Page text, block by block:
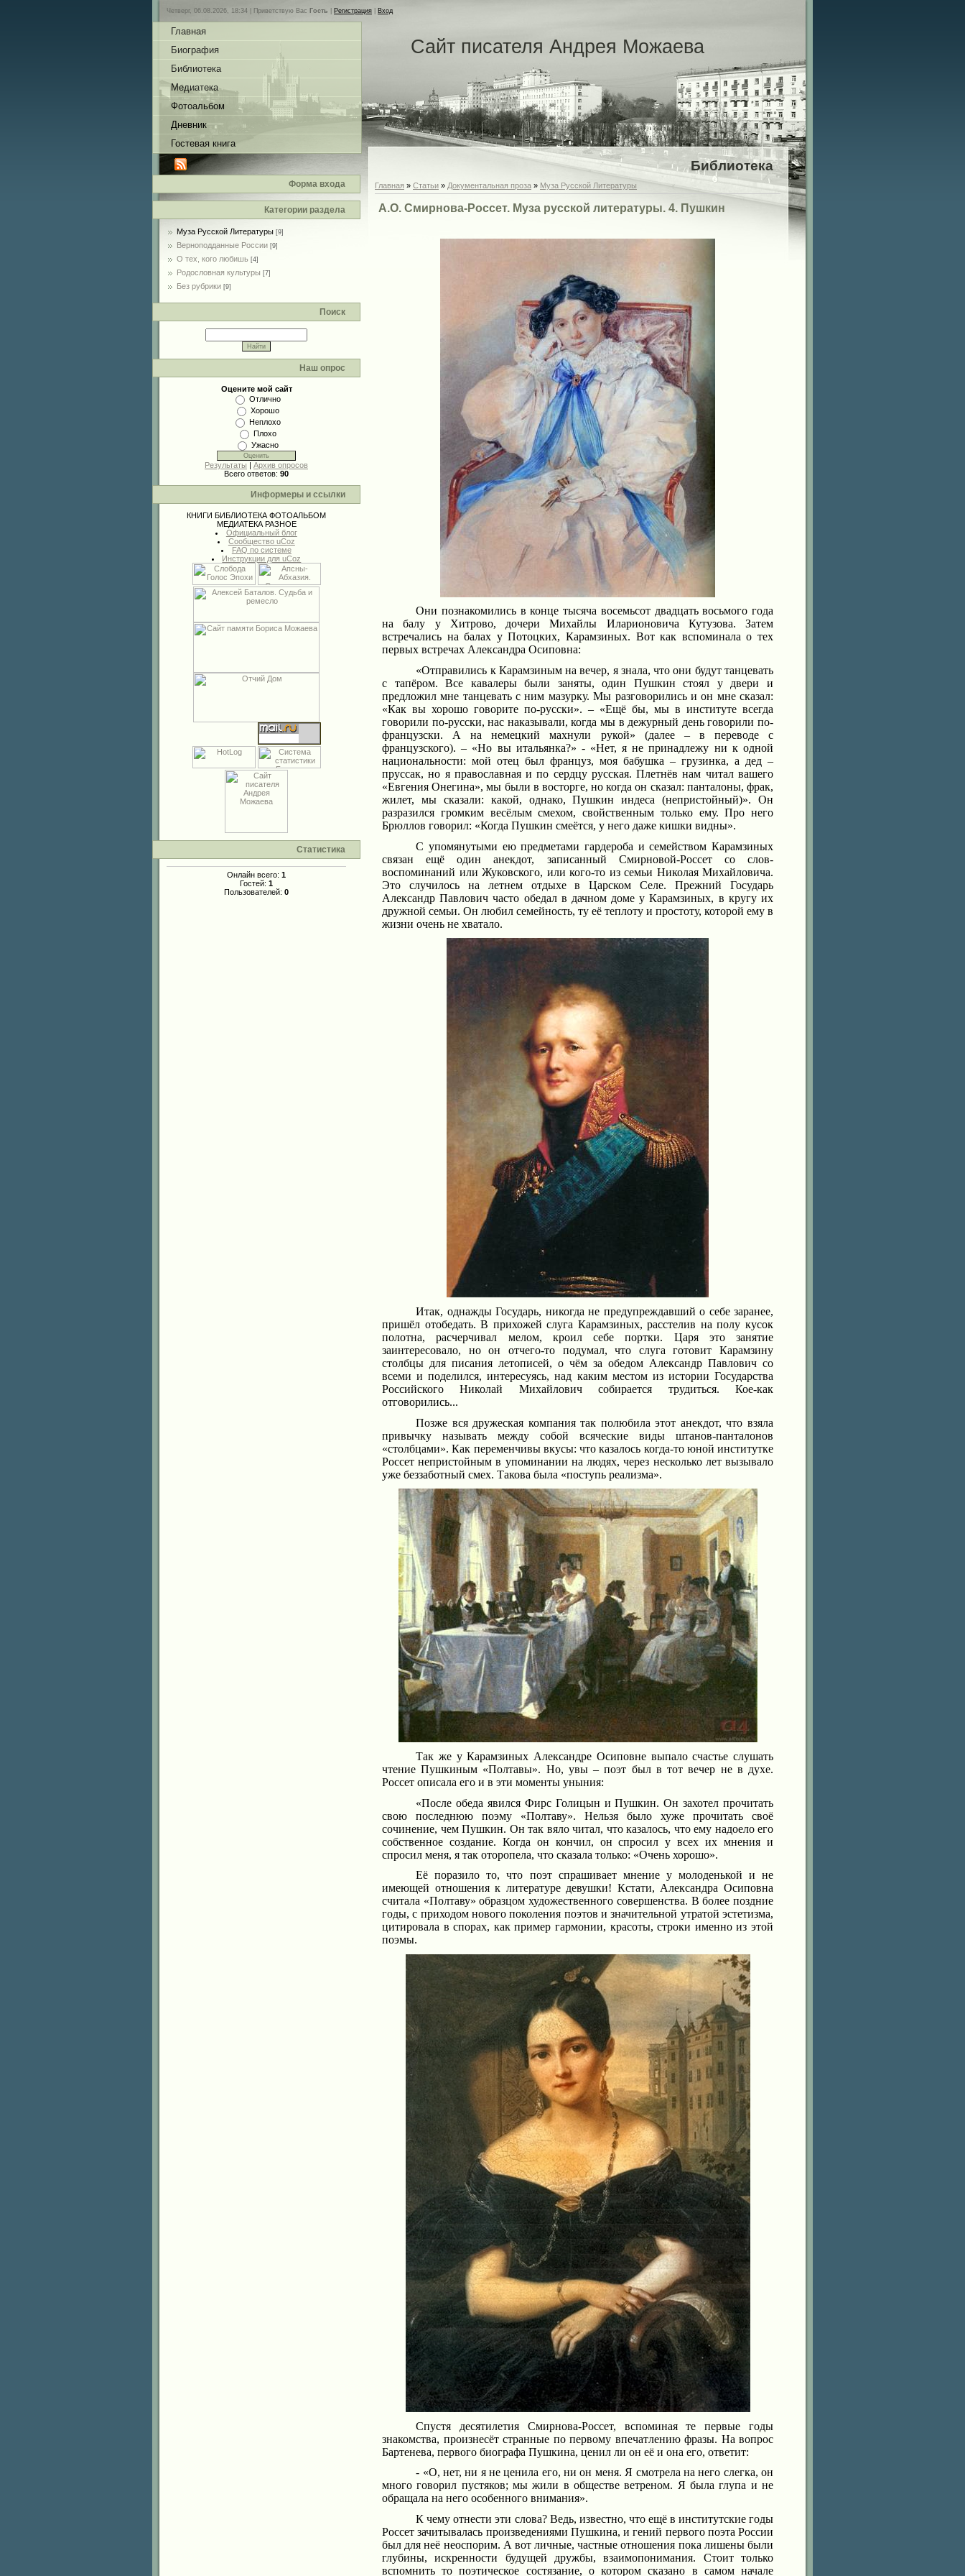
Четверг, 06.08.2026, 18:34 | Приветствую Вас Гость Регистрация Вход
Главная
Биография
Библиотека
Медиатека
Фотоальбом
Дневник
Гостевая книга
Форма входа
Категории раздела
Муза Русской Литературы [9]
Верноподданные России [9]
О тех, кого любишь [4]
Родословная культуры [7]
Без рубрики [9]
Поиск
Наш опрос
Оцените мой сайт
Отлично
Хорошо
Неплохо
Плохо
Ужасно
Результаты | Архив опросов
Всего ответов: 90
Информеры и ссылки
КНИГИ БИБЛИОТЕКА ФОТОАЛЬБОМ
МЕДИАТЕКА РАЗНОЕ
Официальный блог
Сообщество uCoz
FAQ по системе
Инструкции для uCoz
Статистика
Онлайн всего: 1
Гостей: 1
Пользователей: 0
Сайт писателя Андрея Можаева
Библиотека
Главная » Статьи » Документальная проза » Муза Русской Литературы
А.О. Смирнова-Россет. Муза русской литературы. 4. Пушкин
Они познакомились в конце тысяча восемьсот двадцать восьмого года
на балу у Хитрово, дочери Михайлы Иларионовича Кутузова. Затем
встречались на балах у Потоцких, Карамзиных. Вот как вспоминала о тех
первых встречах Александра Осиповна:
«Отправились к Карамзиным на вечер, я знала, что они будут танцевать
с тапёром. Все кавалеры были заняты, один Пушкин стоял у двери и
предложил мне танцевать с ним мазурку. Мы разговорились и он мне сказал:
«Как вы хорошо говорите по-русски». – «Ещё бы, мы в институте всегда
говорили по-русски, нас наказывали, когда мы в дежурный день говорили по-
французски. А на немецкий махнули рукой» (далее – в переводе с
французского). – «Но вы итальянка?» - «Нет, я не принадлежу ни к одной
национальности: мой отец был француз, моя бабушка – грузинка, а дед –
пруссак, но я православная и по сердцу русская. Плетнёв нам читал вашего
«Евгения Онегина», мы были в восторге, но когда он сказал: панталоны, фрак,
жилет, мы сказали: какой, однако, Пушкин индеса (непристойный)». Он
разразился громким весёлым смехом, свойственным только ему. Про него
Брюллов говорил: «Когда Пушкин смеётся, у него даже кишки видны».
С упомянутыми ею предметами гардероба и семейством Карамзиных
связан ещё один анекдот, записанный Смирновой-Россет со слов-
воспоминаний или Жуковского, или кого-то из семьи Николая Михайловича.
Это случилось на летнем отдыхе в Царском Селе. Прежний Государь
Александр Павлович часто обедал в дачном доме у Карамзиных, в кругу их
дружной семьи. Он любил семейность, ту её теплоту и простоту, которой ему в
жизни очень не хватало.
Итак, однажды Государь, никогда не предупреждавший о себе заранее,
пришёл отобедать. В прихожей слуга Карамзиных, расстелив на полу кусок
полотна, расчерчивал мелом, кроил себе портки. Царя это занятие
заинтересовало, но он отчего-то подумал, что слуга готовит Карамзину
столбцы для писания летописей, о чём за обедом Александр Павлович со
всеми и поделился, интересуясь, над каким местом из истории Государства
Российского Николай Михайлович собирается трудиться. Кое-как
отговорились...
Позже вся дружеская компания так полюбила этот анекдот, что взяла
привычку называть между собой всяческие виды штанов-панталонов
«столбцами». Как переменчивы вкусы: что казалось когда-то юной институтке
Россет непристойным в упоминании на людях, через несколько лет вызывало
уже беззаботный смех. Такова была «поступь реализма».
Так же у Карамзиных Александре Осиповне выпало счастье слушать
чтение Пушкиным «Полтавы». Но, увы – поэт был в тот вечер не в духе.
Россет описала его и в эти моменты уныния:
«После обеда явился Фирс Голицын и Пушкин. Он захотел прочитать
свою последнюю поэму «Полтаву». Нельзя было хуже прочитать своё
сочинение, чем Пушкин. Он так вяло читал, что казалось, что ему надоело его
собственное создание. Когда он кончил, он спросил у всех их мнения и
спросил меня, я так оторопела, что сказала только: «Очень хорошо».
Её поразило то, что поэт спрашивает мнение у молоденькой и не
имеющей отношения к литературе девушки! Кстати, Александра Осиповна
считала «Полтаву» образцом художественного совершенства. В более поздние
годы, с приходом нового поколения поэтов и значительной утратой эстетизма,
цитировала в спорах, как пример гармонии, красоты, строки именно из этой
поэмы.
Спустя десятилетия Смирнова-Россет, вспоминая те первые годы
знакомства, произнесёт странные по первому впечатлению фразы. На вопрос
Бартенева, первого биографа Пушкина, ценил ли он её и она его, ответит:
- «О, нет, ни я не ценила его, ни он меня. Я смотрела на него слегка, он
много говорил пустяков; мы жили в обществе ветреном. Я была глупа и не
обращала на него особенного внимания».
К чему отнести эти слова? Ведь, известно, что ещё в институтские годы
Россет зачитывалась произведениями Пушкина, и гений первого поэта России
был для неё неоспорим. А вот личные, частные отношения пока лишены были
глубины, искренности будущей дружбы, взаимопонимания. Стоит только
вспомнить то поэтическое состязание, о котором сказано в самом начале